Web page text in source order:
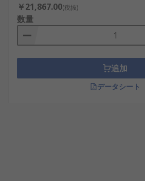
￥21,867.00(税抜)
数量
追加
データシート